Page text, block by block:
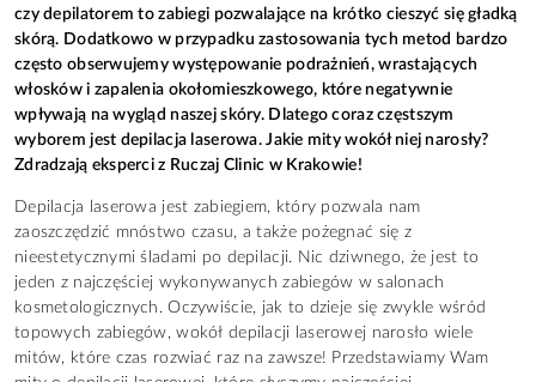
czy depilatorem to zabiegi pozwalające na krótko cieszyć się gładką
skórą. Dodatkowo w przypadku zastosowania tych metod bardzo
często obserwujemy występowanie podrażnień, wrastających
włosków i zapalenia okołomieszkowego, które negatywnie
wpływają na wygląd naszej skóry. Dlatego coraz częstszym
wyborem jest depilacja laserowa. Jakie mity wokół niej narosły?
Zdradzają eksperci z Ruczaj Clinic w Krakowie!
Depilacja laserowa jest zabiegiem, który pozwala nam
zaoszczędzić mnóstwo czasu, a także pożegnać się z
nieestetycznymi śladami po depilacji. Nic dziwnego, że jest to
jeden z najczęściej wykonywanych zabiegów w salonach
kosmetologicznych. Oczywiście, jak to dzieje się zwykle wśród
topowych zabiegów, wokół depilacji laserowej narosło wiele
mitów, które czas rozwiać raz na zawsze! Przedstawiamy Wam